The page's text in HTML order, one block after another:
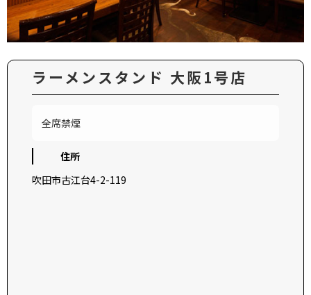
ラーメンスタンド 大阪1号店
全席禁煙
住所
吹田市古江台4-2-119